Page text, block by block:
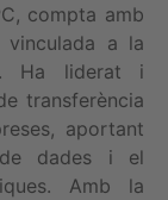
compta amb
a la
Ha liderat i
transferència
aportant
de dades i el
Amb la